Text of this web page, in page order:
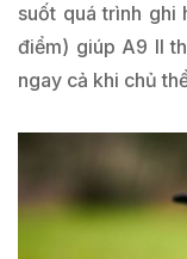
suốt quá trình ghi
điểm) giúp A9 II
ngay cả khi chủ